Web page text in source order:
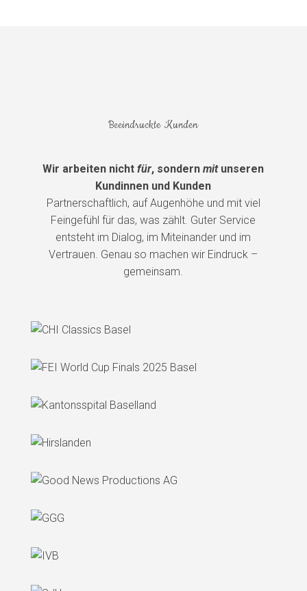
Beeindruckte Kunden
Wir arbeiten nichtfür, sondernmitunseren
Kundinnen und Kunden
Partnerschaftlich, auf Augenhöhe und mit viel
Feingefühl für das, was zählt. Guter Service
entsteht im Dialog, im Miteinander und im
Vertrauen. Genau so machen wir Eindruck –
gemeinsam.